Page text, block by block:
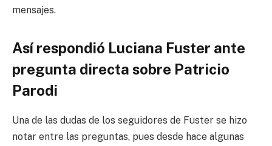
mensajes.
Así respondió Luciana Fuster ante
pregunta directa sobre Patricio
Parodi
Una de las dudas de los seguidores de Fuster se hizo
notar entre las preguntas, pues desde hace algunas